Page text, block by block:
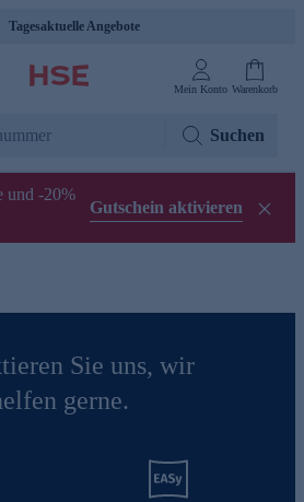
Tagesaktuelle Angebote
Mein Konto Warenkorb
Suchen
und -20%
Gutschein aktivieren
Sie uns, wir
gerne.